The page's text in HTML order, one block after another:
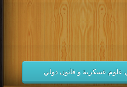
كتب 1988
كتب 1987
كتب 1984
كتب 1983
كتب 1980
كتب 1979
كتب 1976
كتب 1975
كتب 1972
كتب 1971
علوم عسكرية و قانون دولي